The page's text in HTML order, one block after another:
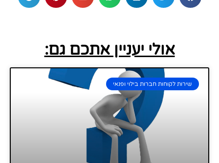
אולי יעניין אתכם גם:
שירות לקוחות חברות בילוי ופנאי